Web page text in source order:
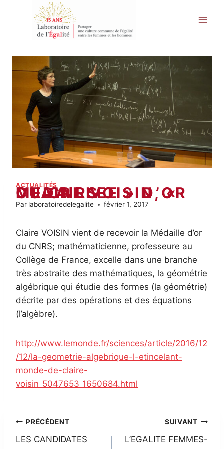
ACTUALITÉS
CLAIRE VOISIN, « MEDAILLEE » D’OR DU CNRS
Par laboratoiredelegalite février 1, 2017
Claire VOISIN vient de recevoir la Médaille d’or
du CNRS; mathématicienne, professeure au
Collège de France, excelle dans une branche
très abstraite des mathématiques, la géométrie
algébrique qui étudie des formes (la géométrie)
décrite par des opérations et des équations
(l’algèbre).
http://www.lemonde.fr/sciences/article/2016/12
/12/la-geometrie-algebrique-l-etincelant-
monde-de-claire-
voisin_5047653_1650684.html
Navigation
PRÉCÉDENT
LES CANDIDATES
SUIVANT
L’EGALITE FEMMES-